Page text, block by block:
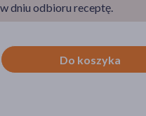
dniu odbioru receptę.
Do koszyka